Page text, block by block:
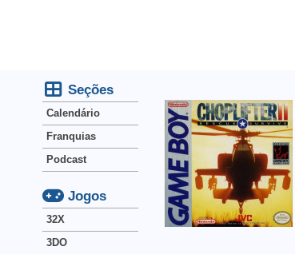
Seções
Calendário
Franquias
Podcast
Jogos
32X
3DO